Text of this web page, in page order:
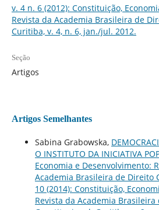
v. 4 n. 6 (2012): Constituição,
Revista da Academia Brasileira de
Curitiba, v. 4, n. 6, jan./jul. 2012.
Seção
Artigos
Artigos Semelhantes
Sabina Grabowska,
O INSTITUTO DA INICIATIVA
Economia e Desenvolvimento:
Academia Brasileira de Direito
10 (2014): Constituição,
Revista da Academia